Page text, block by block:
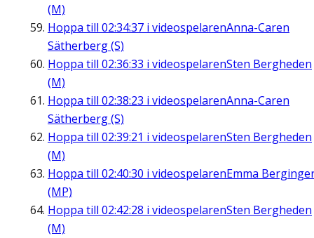
(M)
Hoppa till 02:34:37 i videospelarenAnna-Caren
Sätherberg (S)
Hoppa till 02:36:33 i videospelarenSten Bergheden
(M)
Hoppa till 02:38:23 i videospelarenAnna-Caren
Sätherberg (S)
Hoppa till 02:39:21 i videospelarenSten Bergheden
(M)
Hoppa till 02:40:30 i videospelarenEmma
(MP)
Hoppa till 02:42:28 i videospelarenSten Bergheden
(M)